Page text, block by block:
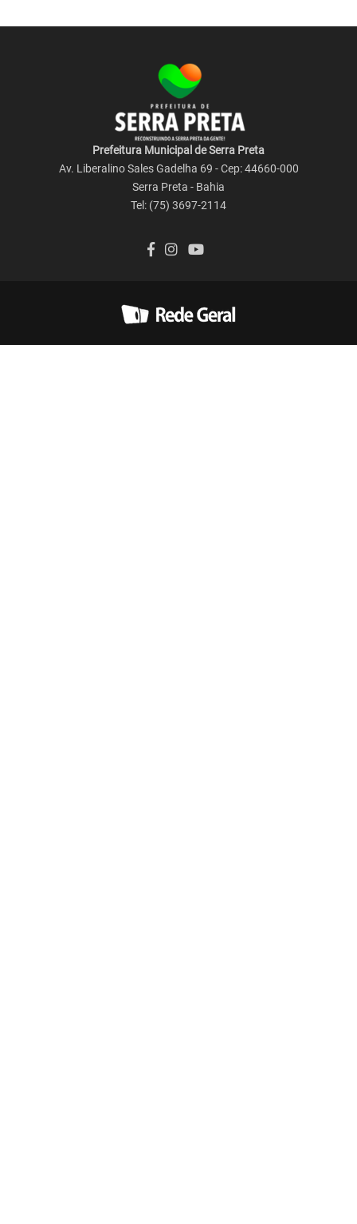
Prefeitura Municipal de Serra Preta
Av. Liberalino Sales Gadelha 69 - Cep: 44660-000
Serra Preta - Bahia
Tel: (75) 3697-2114